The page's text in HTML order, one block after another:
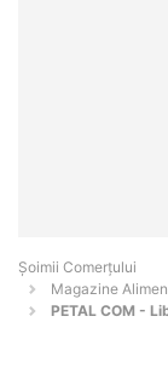
Șoimii Comerțului
Magazine
PETAL COM -